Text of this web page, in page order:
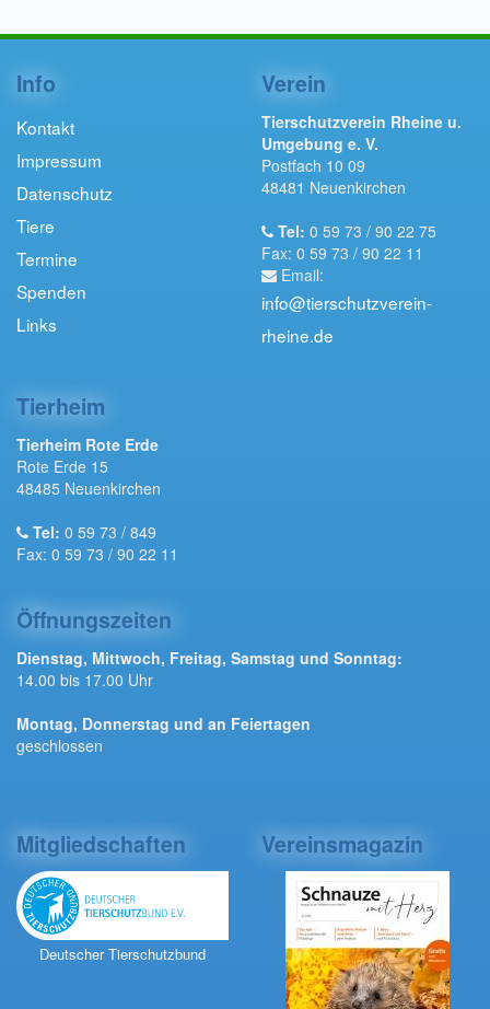
Info
Kontakt
Impressum
Datenschutz
Tiere
Termine
Spenden
Links
Verein
Tierschutzverein Rheine u.
Umgebung e. V.
Postfach 10 09
48481 Neuenkirchen
Tel: 0 59 73 / 90 22 75
Fax: 0 59 73 / 90 22 11
Email:
info@tierschutzverein-
rheine.de
Tierheim
Tierheim Rote Erde
Rote Erde 15
48485 Neuenkirchen
Tel: 0 59 73 / 849
Fax: 0 59 73 / 90 22 11
Öffnungszeiten
Dienstag, Mittwoch, Freitag, Samstag und Sonntag:
14.00 bis 17.00 Uhr
Montag, Donnerstag und an Feiertagen
geschlossen
Mitgliedschaften
Deutscher Tierschutzbund
Vereinsmagazin